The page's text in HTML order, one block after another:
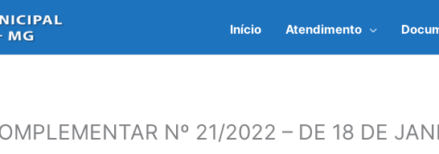
Início Atendimento
Nº 21/2022 – DE 18 DE